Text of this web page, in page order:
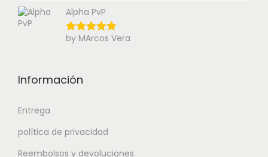
Alpha PvP
by MArcos Vera
Información
Entrega
política de privacidad
Reembolsos y devoluciones